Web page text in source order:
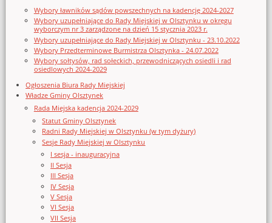
Wybory ławników sądów powszechnych na kadencję 2024-2027
Wybory uzupełniające do Rady Miejskiej w Olsztynku w okręgu
wyborczym nr 3 zarządzone na dzień 15 stycznia 2023 r.
Wybory uzupełniające do Rady Miejskiej w Olsztynku - 23.10.2022
Wybory Przedterminowe Burmistrza Olsztynka - 24.07.2022
Wybory sołtysów, rad sołeckich, przewodniczących osiedli i rad
osiedlowych 2024-2029
Ogłoszenia Biura Rady Miejskiej
Władze Gminy Olsztynek
Rada Miejska kadencja 2024-2029
Statut Gminy Olsztynek
Radni Rady Miejskiej w Olsztynku (w tym dyżury)
Sesje Rady Miejskiej w Olsztynku
I sesja - inauguracyjna
II Sesja
III Sesja
IV Sesja
V Sesja
VI Sesja
VII Sesja